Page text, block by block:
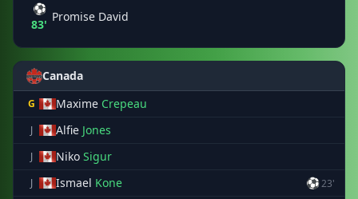
⚽
83'
Promise David
Canada
G Maxime Crepeau
J Alfie Jones
J Niko Sigur
J Ismael Kone ⚽23'